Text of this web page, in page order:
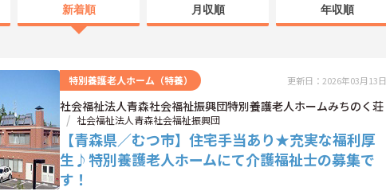
新着順 月収順 年収順
特別養護老人ホーム（特養） 更新日：2026年03月13日
社会福祉法人青森社会福祉振興団特別養護老人ホームみちのく荘
社会福祉法人青森社会福祉振興団
【青森県／むつ市】住宅手当あり★充実な福利厚
生♪特別養護老人ホームにて介護福祉士の募集で
す！